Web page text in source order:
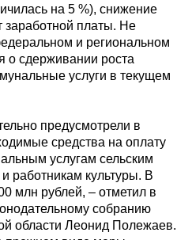
на 5 %), снижение
заработной платы. Не
и региональном
о сдерживании роста
услуги в текущем
предусмотрели в
средства на оплату
услугам сельским
работникам культуры. В
млн рублей, – отметил в
собранию
области Леонид Полежаев.